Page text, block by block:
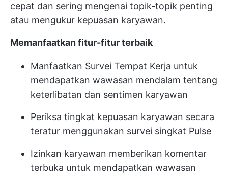
cepat dan sering mengenai topik-topik penting
atau mengukur kepuasan karyawan.
Memanfaatkan fitur-fitur terbaik
Manfaatkan Survei Tempat Kerja untuk
mendapatkan wawasan mendalam tentang
keterlibatan dan sentimen karyawan
Periksa tingkat kepuasan karyawan secara
teratur menggunakan survei singkat Pulse
Izinkan karyawan memberikan komentar
terbuka untuk mendapatkan wawasan